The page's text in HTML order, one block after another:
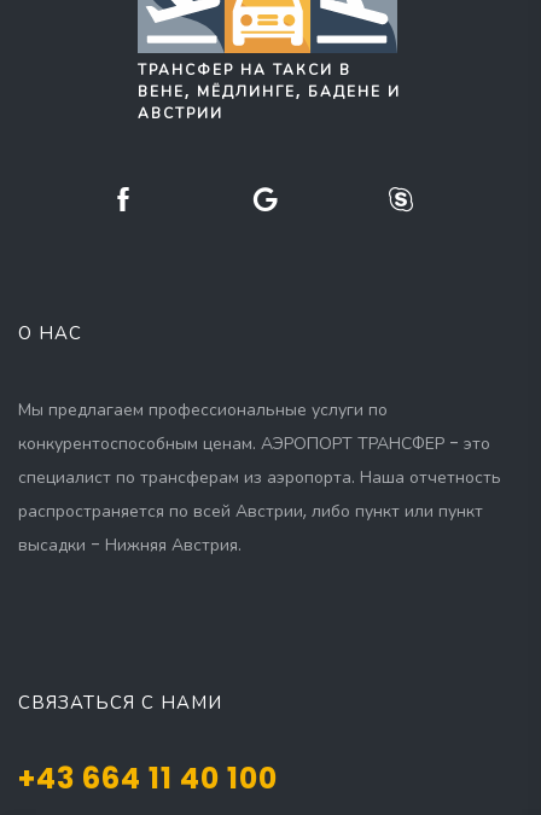
ТРАНСФЕР НА ТАКСИ В
ВЕНЕ, МЁДЛИНГЕ, БАДЕНЕ И
АВСТРИИ
О НАС
Мы предлагаем профессиональные услуги по
конкурентоспособным ценам. АЭРОПОРТ ТРАНСФЕР - это
специалист по трансферам из аэропорта. Наша отчетность
распространяется по всей Австрии, либо пункт или пункт
высадки - Нижняя Австрия.
СВЯЗАТЬСЯ С НАМИ
+43 664 11 40 100